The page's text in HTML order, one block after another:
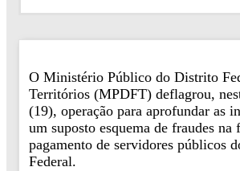
O Ministério Público do Distrito
Territórios (MPDFT) deflagrou,
(19), operação para aprofundar as
um suposto esquema de fraudes na
pagamento de servidores públicos
Federal.